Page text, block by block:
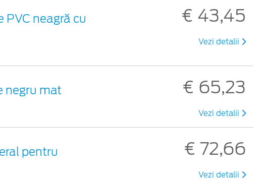
PVC neagră cu
€ 43,45
Vezi detalii
negru mat € 65,23
Vezi detalii
pentru
€ 72,66
Vezi detalii